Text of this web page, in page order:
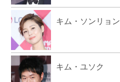
キム・ソンリョン
キム・ユソク